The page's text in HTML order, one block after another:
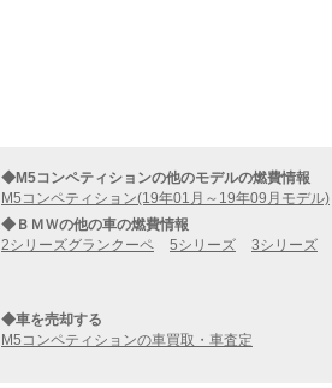
◆M5コンペティションの他のモデルの燃費情報
M5コンペティション(19年01月～19年09月モデル)
◆ＢＭＷの他の車の燃費情報
2シリーズグランクーペ
5シリーズ 3シリーズ
◆車を売却する
M5コンペティションの車買取・車査定